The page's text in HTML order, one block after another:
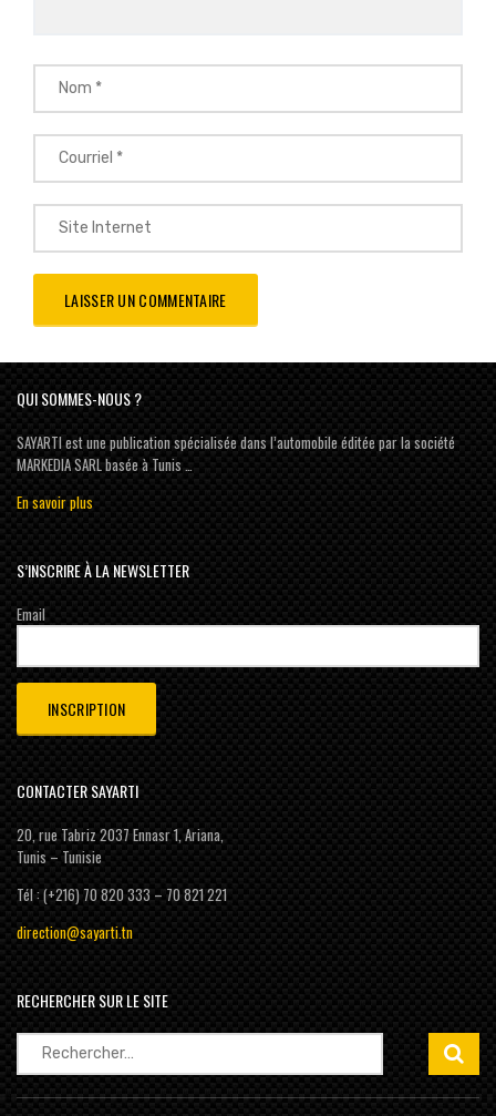
QUI SOMMES-NOUS ?
SAYARTI est une publication spécialisée dans l’automobile éditée par la société
MARKEDIA SARL basée à Tunis …
En savoir plus
S’INSCRIRE À LA NEWSLETTER
Email
CONTACTER SAYARTI
20, rue Tabriz 2037 Ennasr 1, Ariana,
Tunis – Tunisie
Tél : (+216) 70 820 333 – 70 821 221
direction@sayarti.tn
RECHERCHER SUR LE SITE
Rechercher :